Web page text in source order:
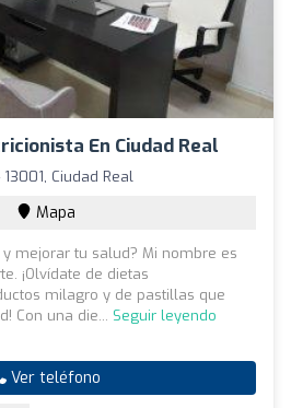
En Ciudad Real
Ciudad Real
Mapa
mejorar tu salud? Mi nombre es
¡Olvídate de dietas
milagro y de pastillas que
Con una die... Seguir leyendo
Ver teléfono